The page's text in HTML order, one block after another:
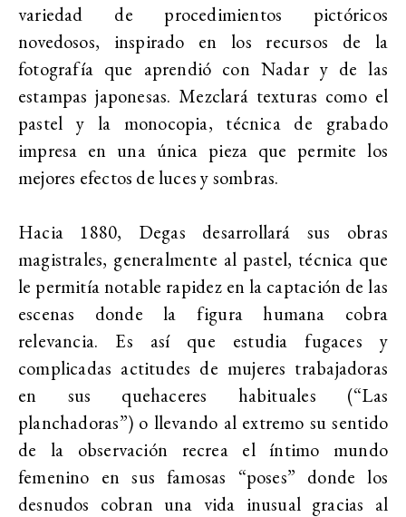
variedad de procedimientos pictóricos
novedosos, inspirado en los recursos de la
fotografía que aprendió con Nadar y de las
estampas japonesas. Mezclará texturas como el
pastel y la monocopia, técnica de grabado
impresa en una única pieza que permite los
mejores efectos de luces y sombras.
Hacia 1880, Degas desarrollará sus obras
magistrales, generalmente al pastel, técnica que
le permitía notable rapidez en la captación de las
escenas donde la figura humana cobra
relevancia. Es así que estudia fugaces y
complicadas actitudes de mujeres trabajadoras
en sus quehaceres habituales (“Las
planchadoras”) o llevando al extremo su sentido
de la observación recrea el íntimo mundo
femenino en sus famosas “poses” donde los
desnudos cobran una vida inusual gracias al